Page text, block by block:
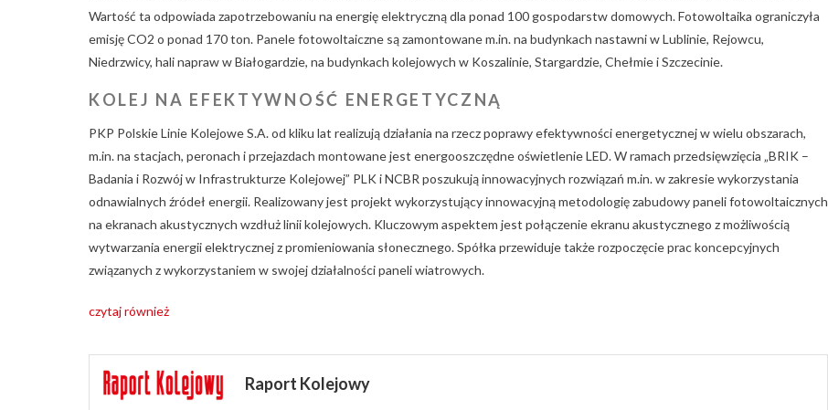
Wartość ta odpowiada zapotrzebowaniu na energię elektryczną dla ponad 100 gospodarstw domowych. Fotowoltaika ograniczyła
emisję CO2 o ponad 170 ton. Panele fotowoltaiczne są zamontowane m.in. na budynkach nastawni w Lublinie, Rejowcu,
Niedrzwicy, hali napraw w Białogardzie, na budynkach kolejowych w Koszalinie, Stargardzie, Chełmie i Szczecinie.
KOLEJ NA EFEKTYWNOŚĆ ENERGETYCZNĄ
PKP Polskie Linie Kolejowe S.A. od kliku lat realizują działania na rzecz poprawy efektywności energetycznej w wielu obszarach,
m.in. na stacjach, peronach i przejazdach montowane jest energooszczędne oświetlenie LED. W ramach przedsięwzięcia „BRIK –
Badania i Rozwój w Infrastrukturze Kolejowej” PLK i NCBR poszukują innowacyjnych rozwiązań m.in. w zakresie wykorzystania
odnawialnych źródeł energii. Realizowany jest projekt wykorzystujący innowacyjną metodologię zabudowy paneli fotowoltaicznych
na ekranach akustycznych wzdłuż linii kolejowych. Kluczowym aspektem jest połączenie ekranu akustycznego z możliwością
wytwarzania energii elektrycznej z promieniowania słonecznego. Spółka przewiduje także rozpoczęcie prac koncepcyjnych
związanych z wykorzystaniem w swojej działalności paneli wiatrowych.
czytaj również
Raport Kolejowy